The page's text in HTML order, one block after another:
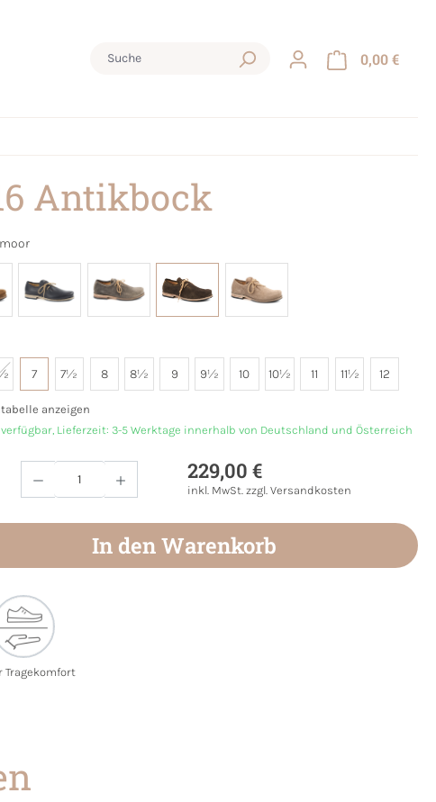
0,00 €
Antikbock
moor
7 7½ 8 8½ 9 9½ 10 10½ 11 11½ 12
anzeigen
Lieferzeit: 3-5 Werktage innerhalb von Deutschland und Österreich
Anzahl: Gib den gewünschten Wert ein
229,00 €
inkl. MwSt. zzgl. Versandkosten
In den Warenkorb
Tragekomfort